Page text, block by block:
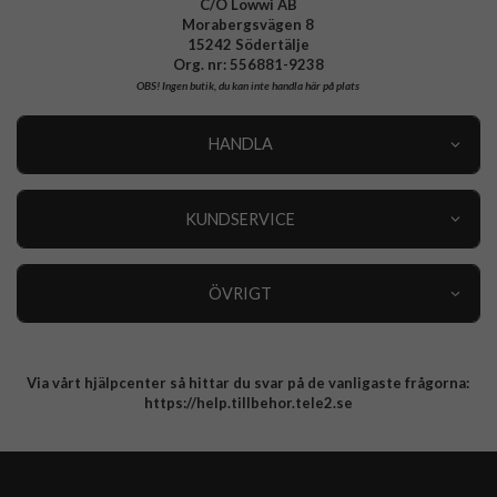
C/O Lowwi AB
Morabergsvägen 8
15242 Södertälje
Org. nr: 556881-9238
OBS!Ingen butik, du kan inte handla här på plats
HANDLA
KUNDSERVICE
ÖVRIGT
Integritetspolicy
Via vårt hjälpcenter så hittar du svar på de vanligaste frågorna:
https://help.tillbehor.tele2.se